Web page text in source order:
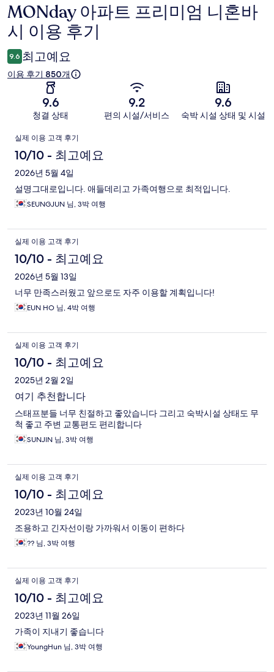
이
용
후
기
MONday 아파트 프리미엄 니혼바
시 이용 후기
9.6 최고예요
이용 후기 850개
9.6
청결 상태
9.2
편의 시설/서비스
9.6
숙박 시설 상태 및 시설
이
용
후
기
실제 이용 고객 후기
10/10 - 최고예요
2026년 5월 4일
설명그대로입니다. 애들데리고 가족여행으로 최적입니다.
SEUNGJUN 님, 3박 여행
실제 이용 고객 후기
10/10 - 최고예요
2026년 5월 13일
너무 만족스러웠고 앞으로도 자주 이용할 계획입니다!
EUN HO 님, 4박 여행
실제 이용 고객 후기
10/10 - 최고예요
2025년 2월 2일
여기 추천합니다
스태프분들 너무 친절하고 좋았습니다 그리고 숙박시설 상태도 무
척 좋고 주변 교통편도 편리합니다
SUNJIN 님, 3박 여행
실제 이용 고객 후기
10/10 - 최고예요
2023년 10월 24일
조용하고 긴자선이랑 가까워서 이동이 편하다
?? 님, 3박 여행
실제 이용 고객 후기
10/10 - 최고예요
2023년 11월 26일
가족이 지내기 좋습니다
YoungHun 님, 3박 여행